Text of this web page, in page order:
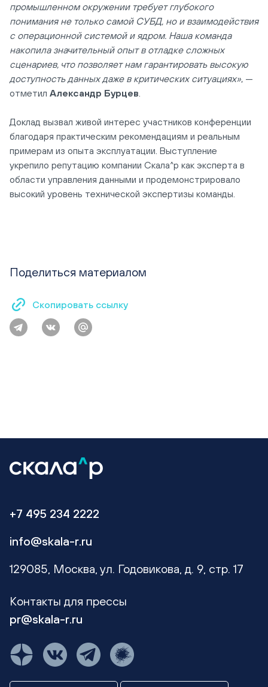
промышленном окружении требует глубокого
понимания не только самой СУБД, но и взаимодействия
с операционной системой и ядром. Наша команда
накопила значительный опыт в отладке сложных
сценариев, что позволяет нам гарантировать высокую
доступность данных даже в критических ситуациях», —
отметил Александр Бурцев
Доклад вызвал живой интерес участников конференции
благодаря практическим рекомендациям и реальным
примерам из опыта эксплуатации. Выступление
укрепило репутацию компании Скала^р как эксперта в
области управления данными и продемонстрировало
высокий уровень технической экспертизы команды.
Поделиться материалом
Скопировать ссылку
+7 495 234 2222
info@skala-r.ru
129085, Москва, ул. Годовикова, д. 9, стр. 17
Контакты для прессы
pr@skala-r.ru